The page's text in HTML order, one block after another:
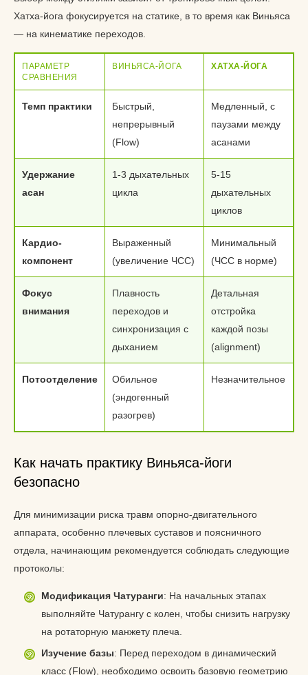
Хатха-йога фокусируется на статике, в то время как Виньяса
— на кинематике переходов.
ПАРАМЕТР
СРАВНЕНИЯ
ВИНЬЯСА-ЙОГА ХАТХА-ЙОГА
Темп практики
Быстрый,
непрерывный
(Flow)
Медленный, с
паузами между
асанами
Удержание
асан
1-3 дыхательных
цикла
5-15
дыхательных
циклов
Кардио-
компонент
Выраженный
(увеличение ЧСС)
Минимальный
(ЧСС в норме)
Фокус
внимания
Плавность
переходов и
синхронизация с
дыханием
Детальная
отстройка
каждой позы
(alignment)
Потоотделение
Обильное
(эндогенный
разогрев)
Незначительное
Как начать практику Виньяса-йоги
безопасно
Для минимизации риска травм опорно-двигательного
аппарата, особенно плечевых суставов и поясничного
отдела, начинающим рекомендуется соблюдать следующие
протоколы:
Модификация Чатуранги: На начальных этапах
выполняйте Чатурангу с колен, чтобы снизить нагрузку
на ротаторную манжету плеча.
Изучение базы: Перед переходом в динамический
класс (Flow), необходимо освоить базовую геометрию